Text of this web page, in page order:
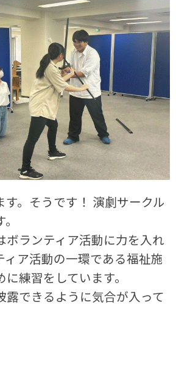
す。そうです！ 演劇サークル
ボランティア活動に力を入れ
ィア活動の一環である福祉施
練習をしています。
露できるように気合が入って